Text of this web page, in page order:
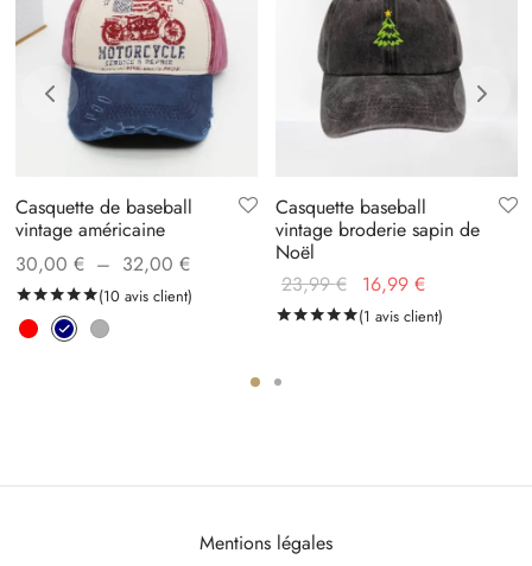
notations client
Casquette de baseball
vintage américaine
30,00 € – 32,00 €Plage
de prix :
32,00 €
Notésur 5 basé sur notations client
(10avis client)
Casquette baseball
vintage broderie sapin de
Noël
23,99€
Le prix
initial
16,99 €
actuel
Notésur 5 basé sur
(1 avis client)
Mentions légales